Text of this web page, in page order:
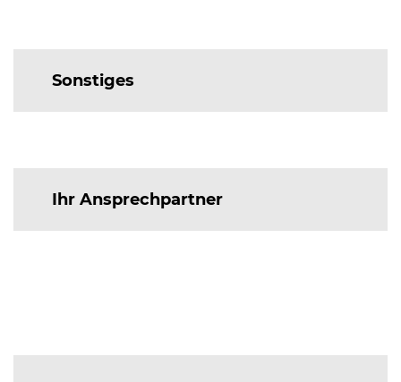
Sonstiges
Ihr Ansprechpartner